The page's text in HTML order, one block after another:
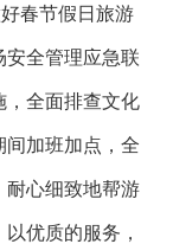
春节假日旅游
安全管理应急联
，全面排查文化
间加班加点，全
耐心细致地帮游
优质的服务，